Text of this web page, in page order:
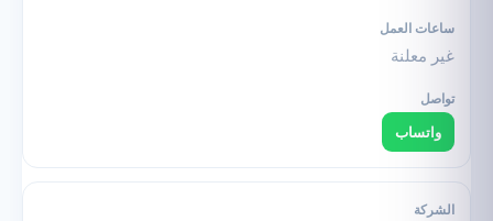
غير معلنة
واتساب